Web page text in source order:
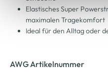
Elastisches Super
maximalen Tragekomfort
Ideal für den Alltag oder
AWG Artikelnummer